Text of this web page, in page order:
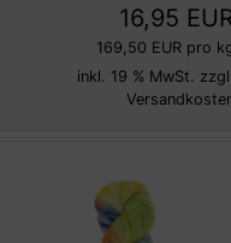
16,95
169,50 EUR pro
inkl. 19 % MwSt.